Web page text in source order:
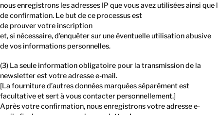
nous enregistrons les adresses IP que vous avez utilisées ainsi
de confirmation. Le but de ce processus est
de prouver votre inscription
et, si nécessaire, d’enquêter sur une éventuelle utilisation abusive
de vos informations personnelles.
(3) La seule information obligatoire pour la transmission de la
newsletter est votre adresse e-mail.
[La fourniture d’autres données marquées séparément est
facultative et sert à vous contacter personnellement.]
Après votre confirmation, nous enregistrons votre adresse e-